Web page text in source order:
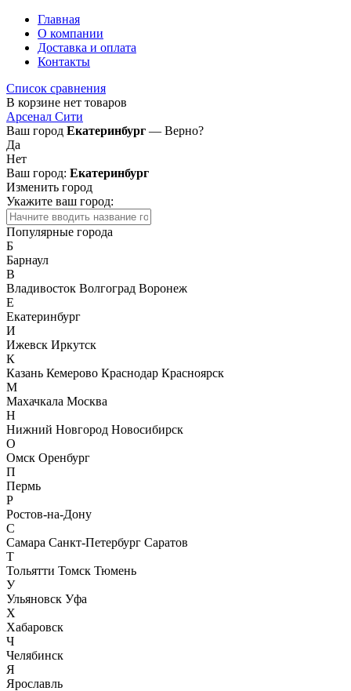
Главная
О компании
Доставка и оплата
Контакты
Список сравнения
В корзине нет товаров
Арсенал Сити
Ваш город Екатеринбург — Верно?
Да
Нет
Ваш город: Екатеринбург
Изменить город
Укажите ваш город:
Популярные города
Б
Барнаул
В
Владивосток Волгоград Воронеж
Е
Екатеринбург
И
Ижевск Иркутск
К
Казань Кемерово Краснодар Красноярск
М
Махачкала Москва
Н
Нижний Новгород Новосибирск
О
Омск Оренбург
П
Пермь
Р
Ростов-на-Дону
С
Самара Санкт-Петербург Саратов
Т
Тольятти Томск Тюмень
У
Ульяновск Уфа
Х
Хабаровск
Ч
Челябинск
Я
Ярославль